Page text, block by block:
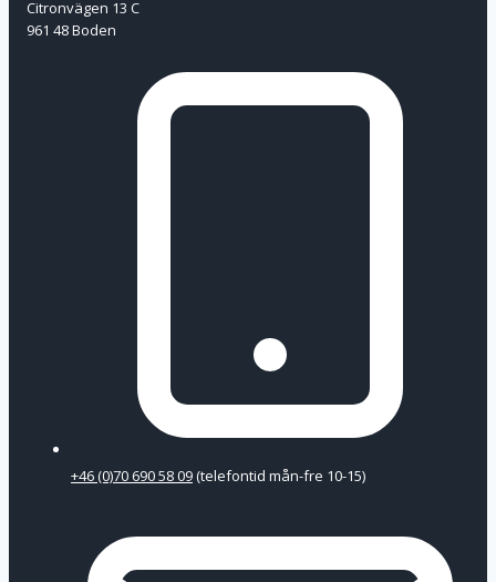
Citronvägen 13 C
961 48 Boden
+46 (0)70 690 58 09(telefontid mån-fre 10-15)